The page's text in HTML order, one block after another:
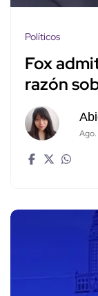
Políticos
Fox
razón